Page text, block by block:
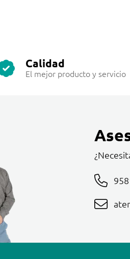
Calidad
El mejor producto y servicio